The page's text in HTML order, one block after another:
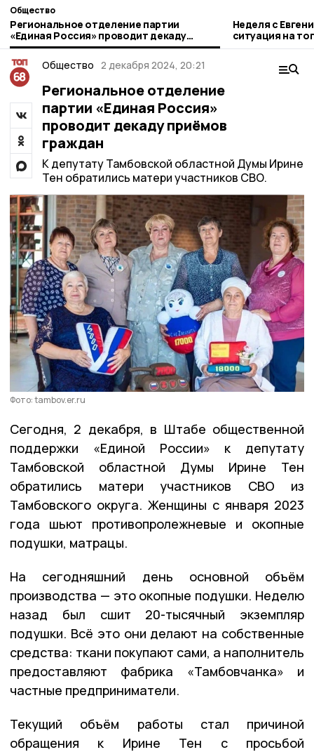
Общество
Региональное отделение партии
«Единая Россия» проводит декаду
приёмов граждан
Неделя с
ситуация на
городе и
Общество 2 декабря 2024, 20:21
Региональное отделение
партии «Единая Россия»
проводит декаду приёмов
граждан
К депутату Тамбовской областной Думы Ирине
Тен обратились матери участников СВО.
Фото: tambov.er.ru
Сегодня, 2 декабря, в Штабе общественной
поддержки «Единой России» к депутату
Тамбовской областной Думы Ирине Тен
обратились матери участников СВО из
Тамбовского округа. Женщины с января 2023
года шьют противопролежневые и окопные
подушки, матрацы.
На сегодняшний день основной объём
производства — это окопные подушки. Неделю
назад был сшит 20-тысячный экземпляр
подушки. Всё это они делают на собственные
средства: ткани покупают сами, а наполнитель
предоставляют фабрика «Тамбовчанка» и
частные предприниматели.
Текущий объём работы стал причиной
обращения к Ирине Тен с просьбой